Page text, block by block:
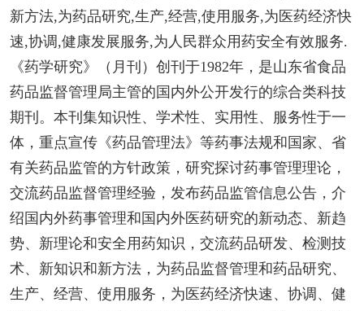
新方法,为药品研究,生产,经营,使用服务,为医药经济快
速,协调,健康发展服务,为人民群众用药安全有效服务.
《药学研究》（月刊）创刊于1982年，是山东省食品
药品监督管理局主管的国内外公开发行的综合类科技
期刊。本刊集知识性、学术性、实用性、服务性于一
体，重点宣传《药品管理法》等药事法规和国家、省
有关药品监管的方针政策，研究探讨药事管理理论，
交流药品监督管理经验，发布药品监管信息公告，介
绍国内外药事管理和国内外医药研究的新动态、新趋
势、新理论和安全用药知识，交流药品研发、检测技
术、新知识和新方法，为药品监督管理和药品研究、
生产、经营、使用服务，为医药经济快速、协调、健